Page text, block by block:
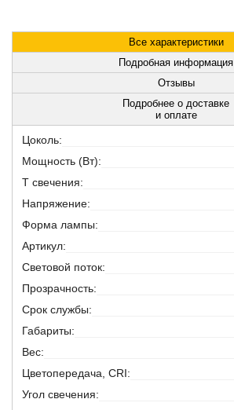
Все характеристики
Подробная информация
Отзывы
Подробнее о доставке
и оплате
Цоколь:
Мощность (Вт):
T свечения:
Напряжение:
Форма лампы:
Артикул:
Световой поток:
Прозрачность:
Срок службы:
Габариты:
Вес:
Цветопередача, CRI:
Угол свечения: